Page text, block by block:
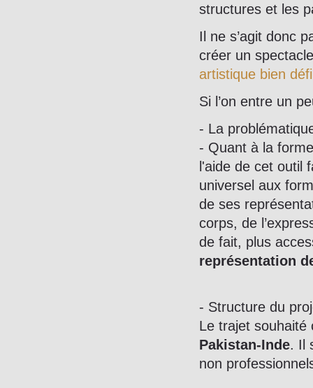
structures et les
Il ne s’agit donc
créer un
artistique bien
Si l’on entre un
- La
- Quant à la
l'aide de cet outil
universel aux
de ses
corps, de
de fait, plus
représentation
- Structure du
Le trajet
Pakistan-Inde. Il
non